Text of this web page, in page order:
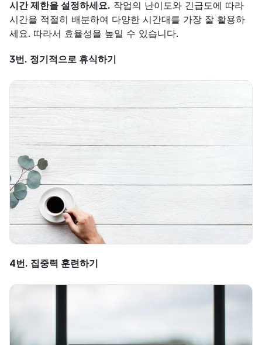
시간 제한을 설정하세요. 작업의 난이도와 긴급도에 따라
시간을 적절히 배분하여 다양한 시간대를 가장 잘 활용하
세요. 따라서 효율성을 높일 수 있습니다.
3번. 정기적으로 휴식하기
4번. 집중력 훈련하기